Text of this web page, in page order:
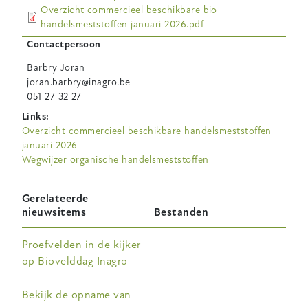
Overzicht commercieel beschikbare bio
handelsmeststoffen januari 2026.pdf
Contactpersoon
Barbry Joran
joran.barbry@inagro.be
051 27 32 27
Links
Overzicht commercieel beschikbare handelsmeststoffen
januari 2026
Wegwijzer organische handelsmeststoffen
Gerelateerde
nieuwsitems
Bestanden
Proefvelden in de kijker
op Biovelddag Inagro
Bekijk de opname van